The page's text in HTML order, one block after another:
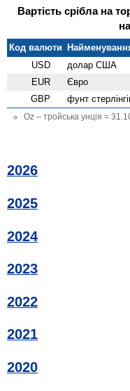
Вартість срібла на
Код валюти
USD
долар США
EUR Євро
GBP фунт
Oz – тройська унція =
2026
2025
2024
2023
2022
2021
2020